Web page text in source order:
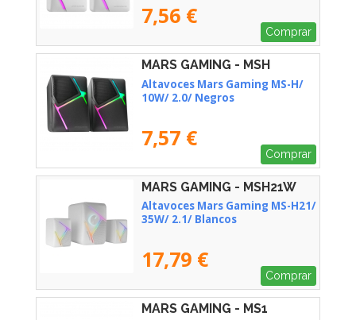
7,56 €
Comprar
MARS GAMING - MSH
Altavoces Mars Gaming MS-H/
10W/ 2.0/ Negros
7,57 €
Comprar
MARS GAMING - MSH21W
Altavoces Mars Gaming MS-H21/
35W/ 2.1/ Blancos
17,79 €
Comprar
MARS GAMING - MS1